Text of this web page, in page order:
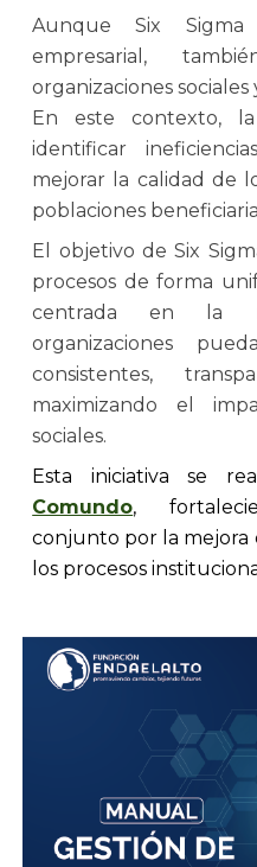
Aunque Six
empresarial,
organizaciones
En este contexto,
identificar
mejorar la calidad de
poblaciones
El objetivo de Six
procesos de forma
centrada en la
organizaciones
consistentes,
maximizando el
sociales.
Esta iniciativa se
Comundo,
conjunto por la mejora
los procesos